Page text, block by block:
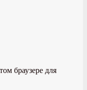
браузере для